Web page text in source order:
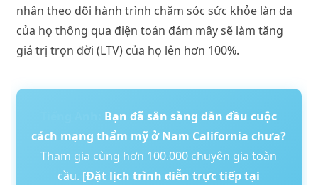
nhân theo dõi hành trình chăm sóc sức khỏe làn da
của họ thông qua điện toán đám mây sẽ làm tăng
giá trị trọn đời (LTV) của họ lên hơn 100%.
Bạn đã sẵn sàng dẫn đầu cuộc
cách mạng thẩm mỹ ở Nam California chưa?
Tham gia cùng hơn 100.000 chuyên gia toàn
cầu. [Đặt lịch trình diễn trực tiếp tại